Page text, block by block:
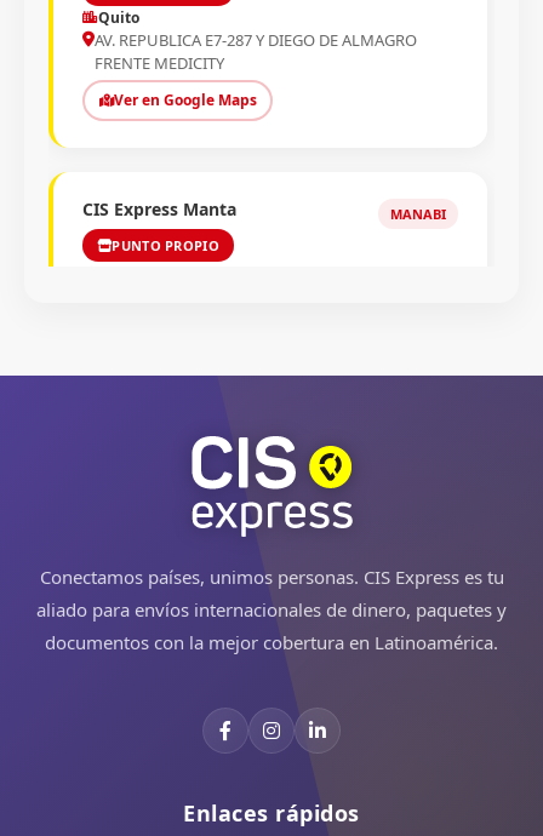
Quito
AV. REPUBLICA E7-287 Y DIEGO DE ALMAGRO
FRENTE MEDICITY
Ver en Google Maps
CIS Express Manta
MANABI
PUNTO PROPIO
CIS Express Policentro
PUNTO PROPIO
DIAGONAL A JUGUETON
Ver en Google Maps
CIS Santa Rosa
AGENTE AUTORIZADO
15 DE OCTUBRE S/N Y SUCRE
Conectamos países, unimos personas. CIS Express es tu
aliado para envíos internacionales de dinero, paquetes y
documentos con la mejor cobertura en Latinoamérica.
Enlaces rápidos